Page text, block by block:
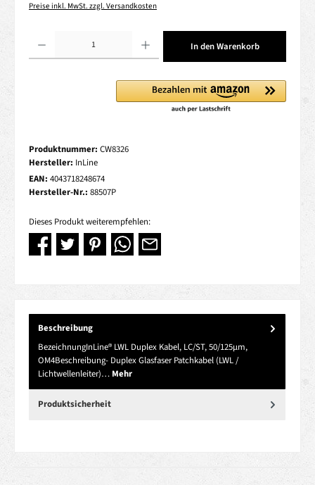
Preise inkl. MwSt. zzgl. Versandkosten
In den Warenkorb
Produktnummer: CW8326
Hersteller: InLine
EAN: 4043718248674
Hersteller-Nr.: 88507P
Dieses Produkt weiterempfehlen:
Beschreibung
BezeichnungInLine® LWL Duplex Kabel, LC/ST, 50/125µm,
OM4Beschreibung- Duplex Glasfaser Patchkabel (LWL /
Lichtwellenleiter)… Mehr
Produktsicherheit